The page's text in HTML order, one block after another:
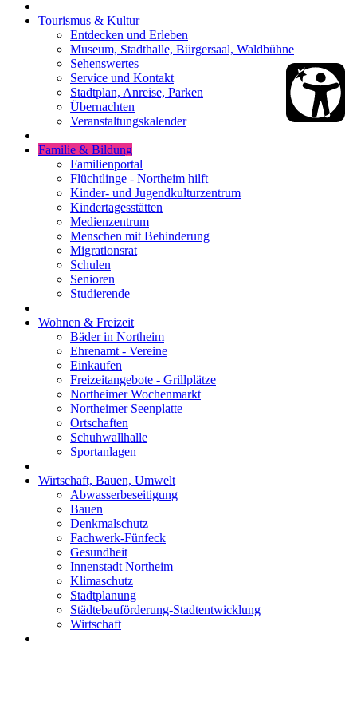
Tourismus & Kultur
Entdecken und Erleben
Museum, Stadthalle, Bürgersaal, Waldbühne
Sehenswertes
Service und Kontakt
Stadtplan, Anreise, Parken
Übernachten
Veranstaltungskalender
Familie & Bildung
Familienportal
Flüchtlinge - Northeim hilft
Kinder- und Jugendkulturzentrum
Kindertagesstätten
Medienzentrum
Menschen mit Behinderung
Migrationsrat
Schulen
Senioren
Studierende
Wohnen & Freizeit
Bäder in Northeim
Ehrenamt - Vereine
Einkaufen
Freizeitangebote - Grillplätze
Northeimer Wochenmarkt
Northeimer Seenplatte
Ortschaften
Schuhwallhalle
Sportanlagen
Wirtschaft, Bauen, Umwelt
Abwasserbeseitigung
Bauen
Denkmalschutz
Fachwerk-Fünfeck
Gesundheit
Innenstadt Northeim
Klimaschutz
Stadtplanung
Städtebauförderung-Stadtentwicklung
Wirtschaft